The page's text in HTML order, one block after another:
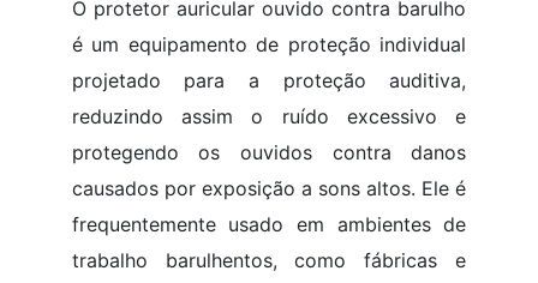
O protetor auricular ouvido contra barulho
é um equipamento de proteção individual
projetado para a proteção auditiva,
reduzindo assim o ruído excessivo e
protegendo os ouvidos contra danos
causados por exposição a sons altos. Ele é
frequentemente usado em ambientes de
trabalho barulhentos, como fábricas e